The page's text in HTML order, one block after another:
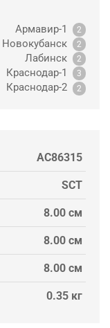
Армавир-1 2
Новокубанск 2
Лабинск 2
Краснодар-1 3
Краснодар-2 2
AC86315
SCT
8.00 см
8.00 см
8.00 см
0.35 кг